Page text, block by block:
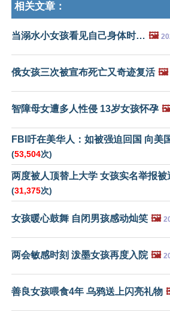
相关文章：
当溺水小女孩看见自己身体时… 🖼️
俄女孩三次被宣布死亡又奇迹复活 🖼️
智障母女遭多人性侵 13岁女孩怀孕
FBI吁在美华人：如被强迫回国 向美
(53,504次)
两度被人顶替上大学 女孩实名举报被
(31,375次)
女孩暖心鼓舞 自闭男孩感动灿笑 🖼️
两会敏感时刻 泼墨女孩再度入院 🖼️
善良女孩喂食4年 乌鸦送上闪亮礼物